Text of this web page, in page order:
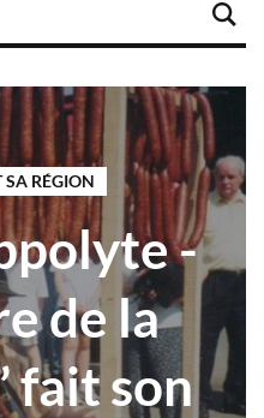
SA RÉGION
-
de la
fait son